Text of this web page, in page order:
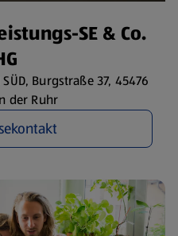
SE & Co.
Burgstraße 37, 45476
der Ruhr